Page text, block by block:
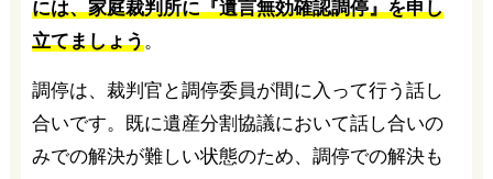
には、家庭裁判所に『遺言無効確認調停』を申し
立てましょう。
調停は、裁判官と調停委員が間に入って行う話し
合いです。既に遺産分割協議において話し合いの
みでの解決が難しい状態のため、調停での解決も